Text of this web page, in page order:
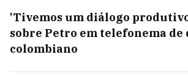
'Tivemos um diálogo
sobre Petro em telefonema de
colombiano